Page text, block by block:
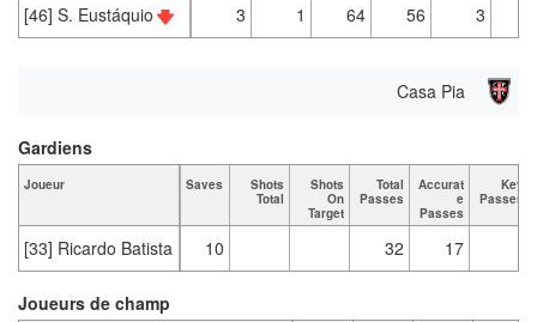
[46] S. Eustáquio
3 1 64 56 3
Casa Pia
Joueur Saves
Shots
Total
Shots
On
Target
Total
Passes
Accurat
e
Passes
Key
Passes
[33] Ricardo Batista 10 32 17
Gardiens
Joueurs de champ